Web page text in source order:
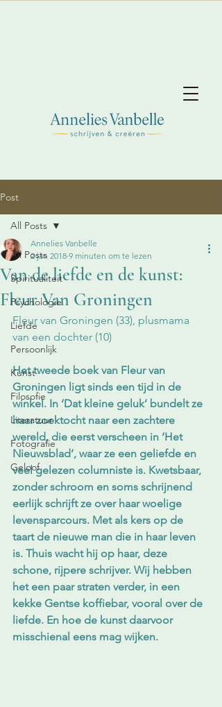
Post
All Posts
Spiritualiteit
Psychologie
Liefde
Persoonlijk
Kunst
Filosofie
Literatuur
Fotografie
Geloof
All Posts
Van de liefde en de kunst:
Fleur Van Groningen
Annelies Vanbelle
2 jan 2018 9 minuten om te lezen
Fleur van Groningen (33), plusmama
van een dochter (10)
Het tweede boek van Fleur van
Groningen ligt sinds een tijd in de
winkel. In ‘Dat kleine geluk’ bundelt ze
haar zoektocht naar een zachtere
wereld, die eerst verscheen in ‘Het
Nieuwsblad’, waar ze een geliefde en
veel gelezen columniste is. Kwetsbaar,
zonder schroom en soms schrijnend
eerlijk schrijft ze over haar woelige
levensparcours. Met als kers op de
taart de nieuwe man die in haar leven
is. Thuis wacht hij op haar, deze
schone, rijpere schrijver. Wij hebben
het een paar straten verder, in een
kekke Gentse koffiebar, vooral over de
liefde. En hoe de kunst daarvoor
misschienal eens mag wijken.